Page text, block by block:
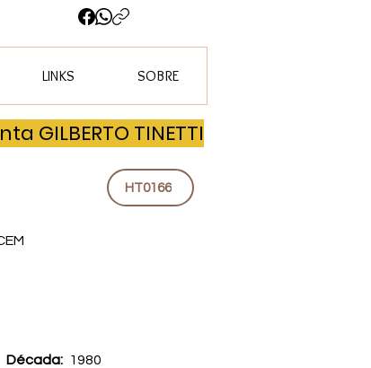
LINKS SOBRE
GILBERTO TINETTI
HT0166
Década: 1980